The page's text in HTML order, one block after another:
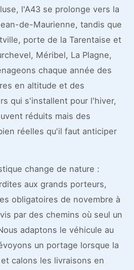
l'A43 se prolonge vers la
de-Maurienne, tandis que
porte de la Tarentaise et
Méribel, La Plagne,
chaque année des
en altitude et des
qui s'installent pour l'hiver,
réduits mais des
réelles qu'il faut anticiper
change de nature :
aux grands porteurs,
obligatoires de novembre à
par des chemins où seul un
adaptons le véhicule au
un portage lorsque la
calons les livraisons en